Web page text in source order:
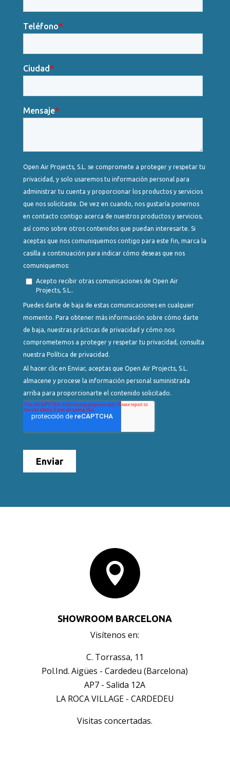

SHOWROOM BARCELONA
Visítenos en:
C. Torrassa, 11
Pol.Ind. Aigües - Cardedeu (Barcelona)
AP7 - Salida 12A
LA ROCA VILLAGE - CARDEDEU
Visitas concertadas.